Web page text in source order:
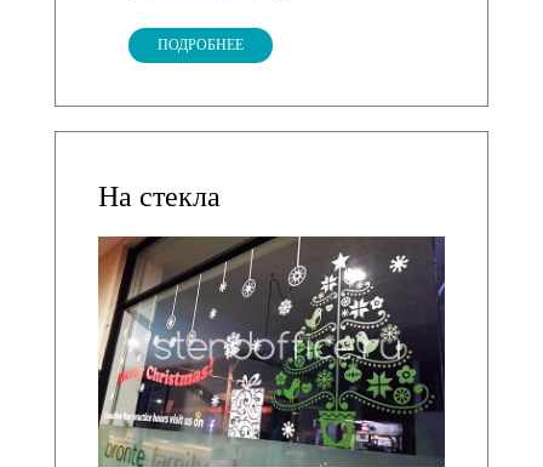
ПОДРОБНЕЕ
На стекла